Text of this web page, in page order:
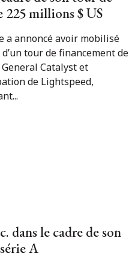
225 millions $ US
a annoncé avoir mobilisé
tour de financement de
Catalyst et
de Lightspeed,
dans le cadre de son
A